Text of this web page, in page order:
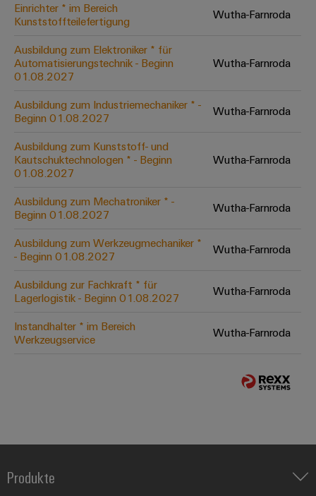
Weidmüller
Configurator
auf einem
schnell
Einrichter * im Bereich
Kunststoffteilefertigung
Wutha-Farnroda
Ausbildung zum Elektroniker * für
Automatisierungstechnik - Beginn
01.08.2027
Wutha-Farnroda
Ausbildung zum Industriemechaniker * -
Beginn 01.08.2027
Wutha-Farnroda
Ausbildung zum Kunststoff- und
Kautschuktechnologen * - Beginn
01.08.2027
Wutha-Farnroda
Ausbildung zum Mechatroniker * -
Beginn 01.08.2027
Wutha-Farnroda
Ausbildung zum Werkzeugmechaniker *
- Beginn 01.08.2027
Wutha-Farnroda
Ausbildung zur Fachkraft * für
Lagerlogistik - Beginn 01.08.2027
Wutha-Farnroda
Instandhalter * im Bereich
Werkzeugservice
Wutha-Farnroda
Produkte